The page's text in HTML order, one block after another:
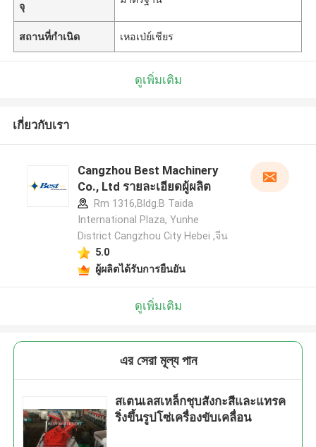
ฝากข้อความ
เราจะโทรกลับหาคุณเร็ว ๆ นี้!
จุ
สถานที่กำเนิด เหอเป่ย์เชียร
ดูเพิ่มเติม
เกี่ยวกับเรา
Cangzhou Best Machinery
Co., Ltd รายละเอียดผู้ผลิต
Rm 1316,Bldg.B Taida
International Plaza, Yunhe
District Cangzhou City Hebei ,จีน
5.0
ผู้ผลิตได้รับการยืนยัน
ดูเพิ่มเติม
এর সেরা মূল্য পান
สเตนเลสเหล็กชุบสังกะสีและแทรค
ริ่งขึ้นรูปโซ่เครื่องขับเคลื่อน